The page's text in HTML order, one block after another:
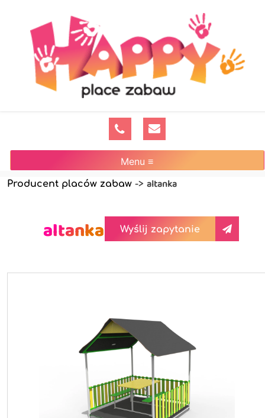
Menu ≡
Producent placów zabaw -> altanka
altanka Wyślij zapytanie